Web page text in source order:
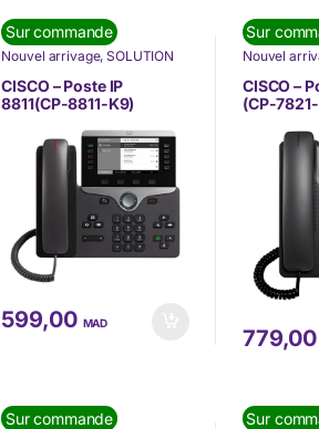
Sur commande
Nouvel arrivage,SOLUTION
DE COMMUNICATION
TÉLÉPHONIE,Téléphonie IP
(VoIP)
CISCO – Poste IP
8811(CP-8811-K9)
599,00 MAD
Sur
Nouvel
DE
(VoIP)
CISCO –
(CP-
Sur commande Sur